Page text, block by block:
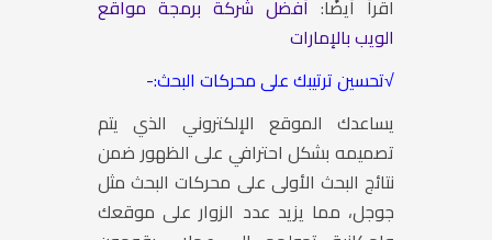
اقرأ أيضًا: أفضل شركة برمجة مواقع
الويب بالإمارات
√تحسين ترتيبك على محركات البحث:-
يساعدك الموقع الإلكتروني الذي يتم
تصميمه بشكل احترافي على الظهور ضمن
نتائج البحث الأولى على محركات البحث مثل
جوجل، مما يزيد عدد الزوار على موقعك